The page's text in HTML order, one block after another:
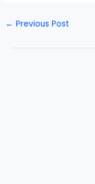
← Previous Post